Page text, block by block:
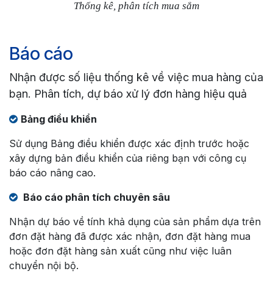
Thống kê, phân tích mua sắm
Báo cáo
Nhận được số liệu thống kê về việc mua hàng của
bạn. Phân tích, dự báo xử lý đơn hàng hiệu quả
Bảng điều khiển
Sử dụng Bảng điều khiển được xác định trước hoặc
xây dựng bản điều khiển của riêng bạn với công cụ
báo cáo nâng cao.
Báo cáo phân tích chuyên sâu
Nhận dự báo về tính khả dụng của sản phẩm dựa trên
đơn đặt hàng đã được xác nhận, đơn đặt hàng mua
hoặc đơn đặt hàng sản xuất cũng như việc luân
chuyển nội bộ.